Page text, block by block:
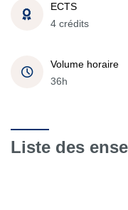
ECTS
4 crédits
Volume horaire
36h
Liste des